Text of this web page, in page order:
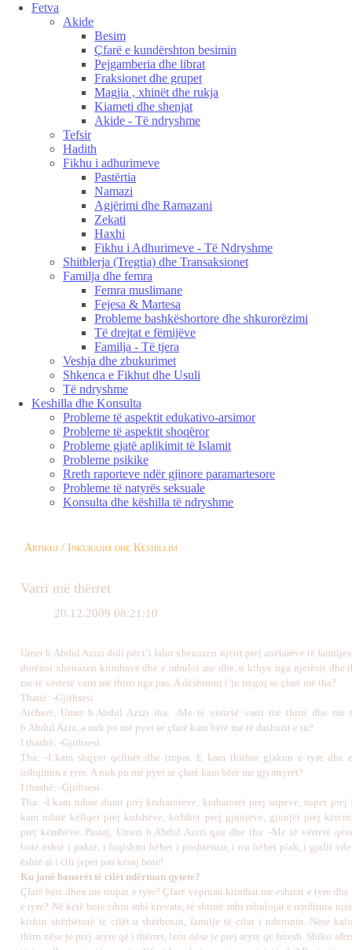
Fetva
Akide
Besim
Çfarë e kundërshton besimin
Pejgamberia dhe librat
Fraksionet dhe grupet
Magjia , xhinët dhe rukja
Kiameti dhe shenjat
Akide - Të ndryshme
Tefsir
Hadith
Fikhu i adhurimeve
Pastërtia
Namazi
Agjërimi dhe Ramazani
Zekati
Haxhi
Fikhu i Adhurimeve - Të Ndryshme
Shitblerja (Tregtia) dhe Transaksionet
Familja dhe femra
Femra muslimane
Fejesa & Martesa
Probleme bashkëshortore dhe shkurorëzimi
Të drejtat e fëmijëve
Familja - Të tjera
Veshja dhe zbukurimet
Shkenca e Fikhut dhe Usuli
Të ndryshme
Keshilla dhe Konsulta
Probleme të aspektit edukativo-arsimor
Probleme të aspektit shoqëror
Probleme gjatë aplikimit të Islamit
Probleme psikike
Rreth raporteve ndër gjinore paramartesore
Probleme të natyrës seksuale
Konsulta dhe këshilla të ndryshme
Artikuj / Inkurajim dhe Këshillim
Varri më thërret
20.12.2009 08:21:10
Umer b.Abdul Azizi doli për t’i falur xhenazen njërit prej anëtarëve të familjes
dorëzoi xhenazen krimbave dhe e mbuloi me dhe, u kthye nga njerëzit dhe
me të vërtetë varri më thirri nga pas. A dëshironi t’ju tregoj se çfarë më tha?
Thanë: -Gjithsesi.
Atëherë, Umer b.Abdul Azizi tha: -Me të vërtetë varri më thirri dhe më
b.Abdul Aziz, a nuk po më pyet se çfarë kam bërë me të dashurit e tu?
I thashë: -Gjithsesi.
Tha: -I kam shqyer qefinët dhe trupat. E kam thithur gjakun e tyre dhe
ushqimin e tyre. A nuk po më pyet se çfarë kam bërë me gjymtyrët?
I thashë: -Gjithsesi.
Tha: -I kam ndarë duart prej kraharorëve, kraharorët prej supeve, supet prej
kam ndarë këllqet prej kofshëve, kofshët prej gjunjëve, gjunjët prej
prej këmbëve. Pastaj, Umeri b.Abdul Azizi qau dhe tha: -Me të vërtetë
botë është i paktë, i fuqishmi bëhet i poshtëruar, i riu bëhet plak, i gjalli
është ai i cili jepet pas kësaj bote!
Ku janë banorët të cilët ndërtuan qytete?
Çfarë bëri dheu me trupat e tyre? Çfarë vepruan krimbat me eshtrat e tyre
e tyre? Në këtë botë ishin mbi krevate, të shtrirë mbi mbulojat e renditura
kishin shërbëtorë të cilët u shërbenin, familje të cilat i nderonin. Nëse
thirri nëse je prej atyre që i thërret, lutu nëse je prej atyre që lutesh. Shiko